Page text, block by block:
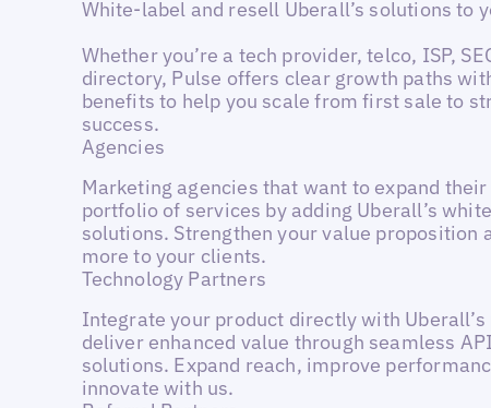
White-label and resell Uberall’s solutions to
Whether you’re a tech provider, telco, ISP,
directory, Pulse offers clear growth paths
benefits to help you scale from first sale to
success.
Agencies
Marketing agencies that want to expand their
portfolio of services by adding Uberall’s
solutions. Strengthen your value proposition
more to your clients.
Technology Partners
Integrate your product directly with
deliver enhanced value through seamless
solutions. Expand reach, improve
innovate with us.